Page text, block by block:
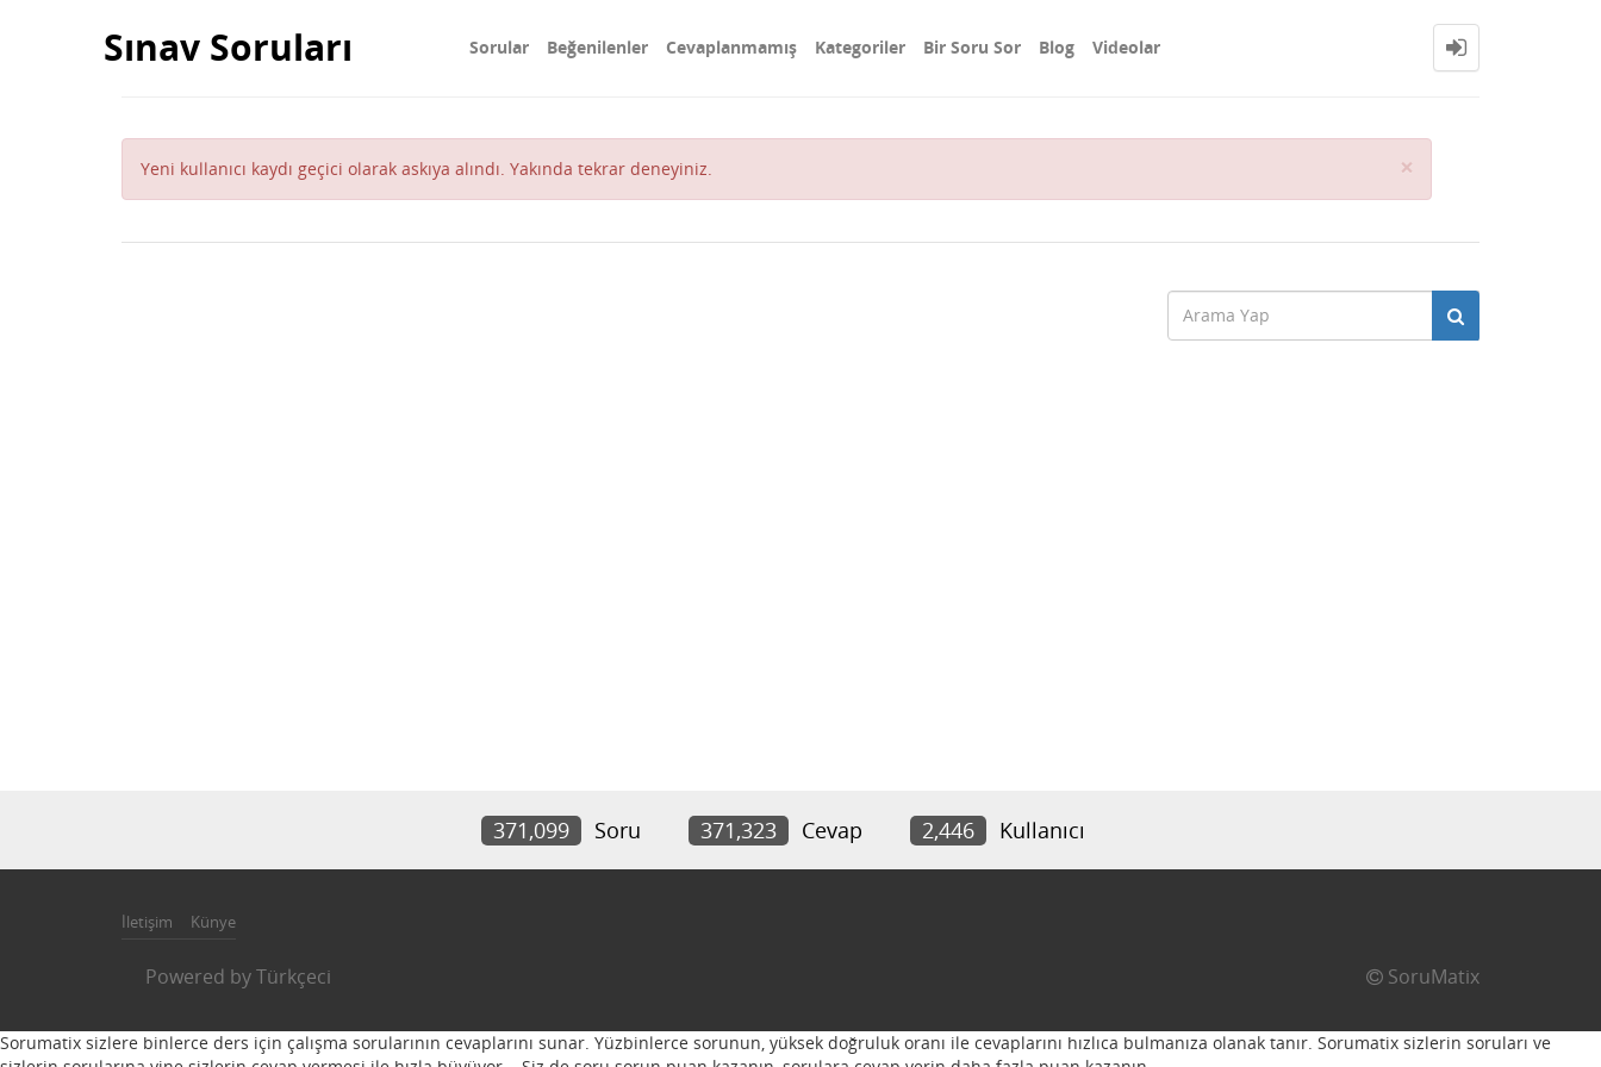
Sınav Soruları Sorular Beğenilenler Cevaplanmamış Kategoriler Bir Soru Sor Blog Videolar
Yeni kullanıcı kaydı geçici olarak askıya alındı. Yakında tekrar deneyiniz. ×
371,099 Soru 371,323 Cevap 2,446 Kullanıcı
İletişim Künye
Powered byTürkçeci SoruMatix
Sorumatix sizlere binlerce ders için çalışma sorularının cevaplarını sunar. Yüzbinlerce sorunun, yüksek doğruluk oranı ile cevaplarını hızlıca bulmanıza olanak tanır. Sorumatix sizlerin soruları ve